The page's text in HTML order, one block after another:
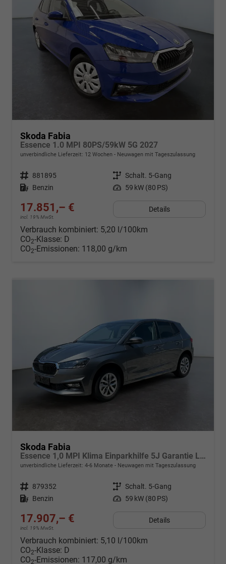
Skoda Fabia
Essence 1.0 MPI 80PS/59kW 5G 2027
unverbindliche Lieferzeit: 12 Wochen Neuwagen mit Tageszulassung
Fahrzeugnr. 881895 Getriebe Schalt. 5-Gang
Kraftstoff Benzin Leistung 59 kW (80 PS)
17.851,– €
incl. 19% MwSt.
Details
Verbrauch kombiniert: 5,20 l/100km
CO2-Klasse: D
CO2-Emissionen: 118,00 g/km
Skoda Fabia
Essence 1,0 MPI Klima Einparkhilfe 5J Garantie LED Scheinwerfer Bluetooth
unverbindliche Lieferzeit: 4-6 Monate Neuwagen mit Tageszulassung
Fahrzeugnr. 879352 Getriebe Schalt. 5-Gang
Kraftstoff Benzin Leistung 59 kW (80 PS)
17.907,– €
incl. 19% MwSt.
Details
Verbrauch kombiniert: 5,10 l/100km
CO2-Klasse: D
CO2-Emissionen: 117,00 g/km